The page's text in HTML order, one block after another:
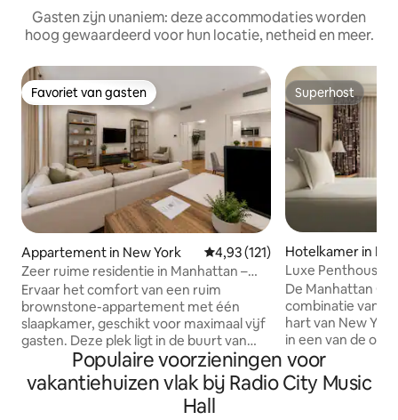
Gasten zijn unaniem: deze accommodaties worden
hoog gewaardeerd voor hun locatie, netheid en meer.
Favoriet van gasten
Favoriet van gasten
Appartement in New York Gemiddelde beoordeling van
4,93 (121)
Zeer ruime residentie in Manhattan –
Toplocatie
Ervaar het comfort van een ruim
brownstone-appartement met één
slaapkamer, geschikt voor maximaal vijf
gasten. Deze plek ligt in de buurt van
Central Park, Times Square en Fifth
Avenue en biedt gemak en nabijheid
van de meest iconische
bezienswaardigheden van New York.
Superhost
Superhost
Hotelkamer in
Luxe Penthouse
Central Park
De Manhattan
combinatie van
hart van New
in een van de
Suites of geniet
Exclusief balkon
uitzicht!
Populaire voorzieningen voor
vakantiehuizen vlak bij Radio City Music
Hall